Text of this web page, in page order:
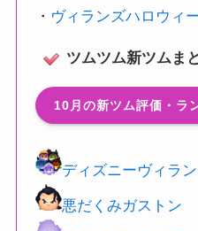
・ ヴィランズハロウィ
ツムツム新ツムま
10月の新ツム評価・ラ
ディズニーヴィラ
悪だくみガストン